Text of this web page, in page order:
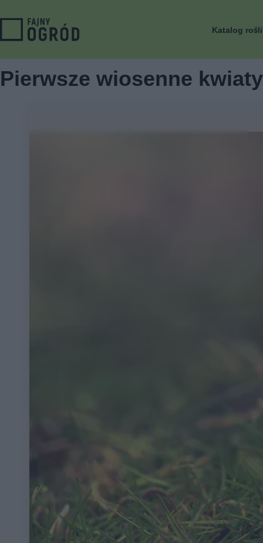
Katalog
Pierwsze wiosenne kwiaty